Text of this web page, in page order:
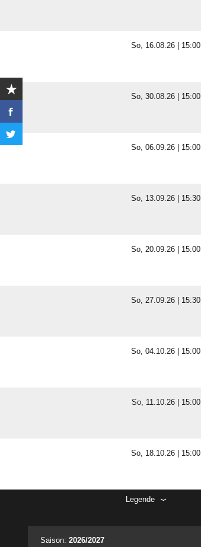
So, 16.08.26 | 15:00
So, 30.08.26 | 15:00
So, 06.09.26 | 15:00
So, 13.09.26 | 15:30
So, 20.09.26 | 15:00
So, 27.09.26 | 15:30
So, 04.10.26 | 15:00
So, 11.10.26 | 15:00
So, 18.10.26 | 15:00
Legende
Saison: 2026/2027